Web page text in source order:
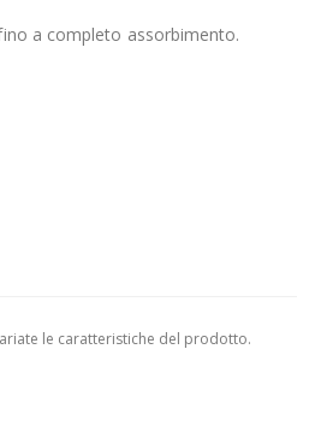
a completo assorbimento.
le caratteristiche del prodotto.